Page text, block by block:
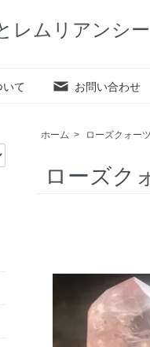
レムリアンシ
いて お問い合わせ
ホーム > ローズクォー
ローズク